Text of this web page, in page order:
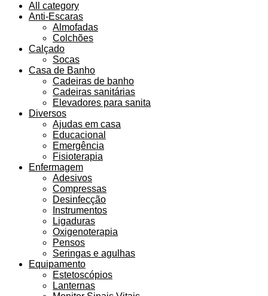
All category
Anti-Escaras
Almofadas
Colchões
Calçado
Socas
Casa de Banho
Cadeiras de banho
Cadeiras sanitárias
Elevadores para sanita
Diversos
Ajudas em casa
Educacional
Emergência
Fisioterapia
Enfermagem
Adesivos
Compressas
Desinfecção
Instrumentos
Ligaduras
Oxigenoterapia
Pensos
Seringas e agulhas
Equipamento
Estetoscópios
Lanternas